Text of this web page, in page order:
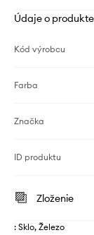
Údaje o produkte
Kód výrobcu
Farba
Značka
ID produktu
Zloženie
: Sklo, Železo